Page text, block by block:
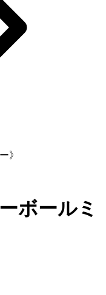
》
ボールミ